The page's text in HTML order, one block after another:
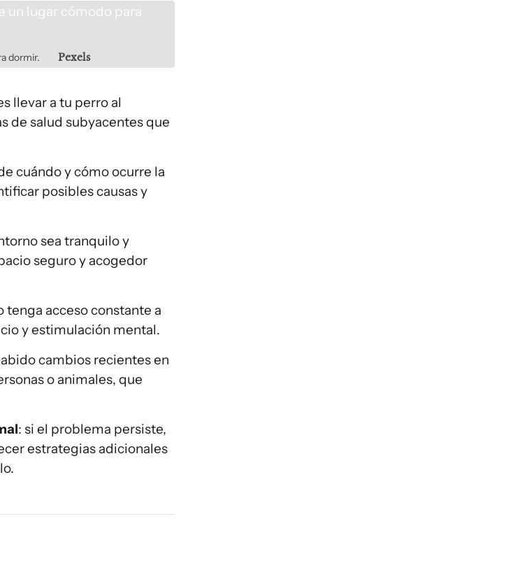
dormir. Pexels
llevar a tu perro al
de salud subyacentes que
cuándo y cómo ocurre la
posibles causas y
sea tranquilo y
seguro y acogedor
tenga acceso constante a
y estimulación mental.
cambios recientes en
o animales, que
: si el problema persiste,
estrategias adicionales